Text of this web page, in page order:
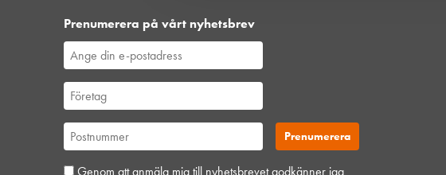
Prenumerera på vårt nyhetsbrev
Genom att anmäla mig till nyhetsbrevet godkänner jag